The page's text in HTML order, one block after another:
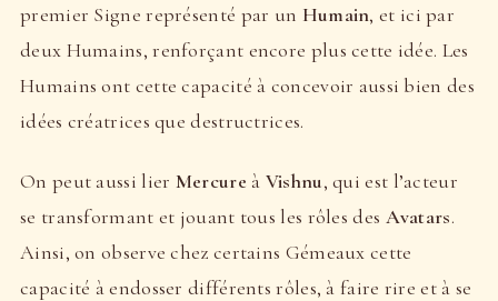
premier Signe représenté par un Humain, et ici par
deux Humains, renforçant encore plus cette idée. Les
Humains ont cette capacité à concevoir aussi bien des
idées créatrices que destructrices.
On peut aussi lier Mercure à Vishnu, qui est l’acteur
se transformant et jouant tous les rôles des Avatars.
Ainsi, on observe chez certains Gémeaux cette
capacité à endosser différents rôles, à faire rire et à se